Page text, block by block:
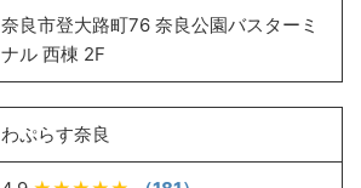
奈良市登大路町76 奈良公園バスターミ
ナル 西棟 2F
わぷらす奈良